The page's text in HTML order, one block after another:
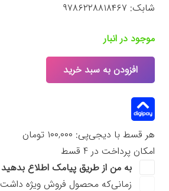
شابک: ۹۷۸۶۲۲۸۸۱۸۴۶۷
موجود در انبار
کتاب
کارآفرینی
سازمانی
هیسریچ
ترجمه
مسعود
افزودن به سبد خرید
هر قسط با دیجی‌پی: ۱۰۰,۰۰۰ تومان
امکان پرداخت در 4 قسط
به من از طریق پیامک اطلاع بدهید
زمانی‌که محصول فروش ویژه داشت